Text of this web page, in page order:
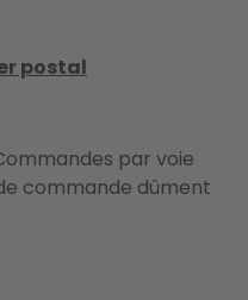
postal
par voie
commande dûment